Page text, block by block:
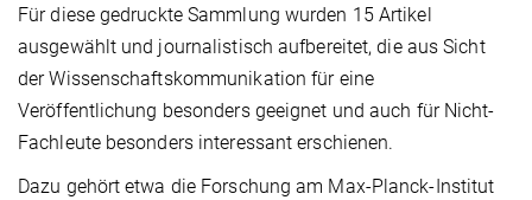
Für diese gedruckte Sammlung wurden 15 Artikel
ausgewählt und journalistisch aufbereitet, die aus Sicht
der Wissenschaftskommunikation für eine
Veröffentlichung besonders geeignet und auch für Nicht-
Fachleute besonders interessant erschienen.
Dazu gehört etwa die Forschung am Max-Planck-Institut